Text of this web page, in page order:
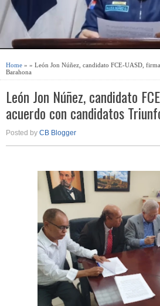
Home » » León Jon Núñez, candidato FCE-UASD,
Barahona
León Jon Núñez, candidato
acuerdo con candidatos
Posted by CB Blogger